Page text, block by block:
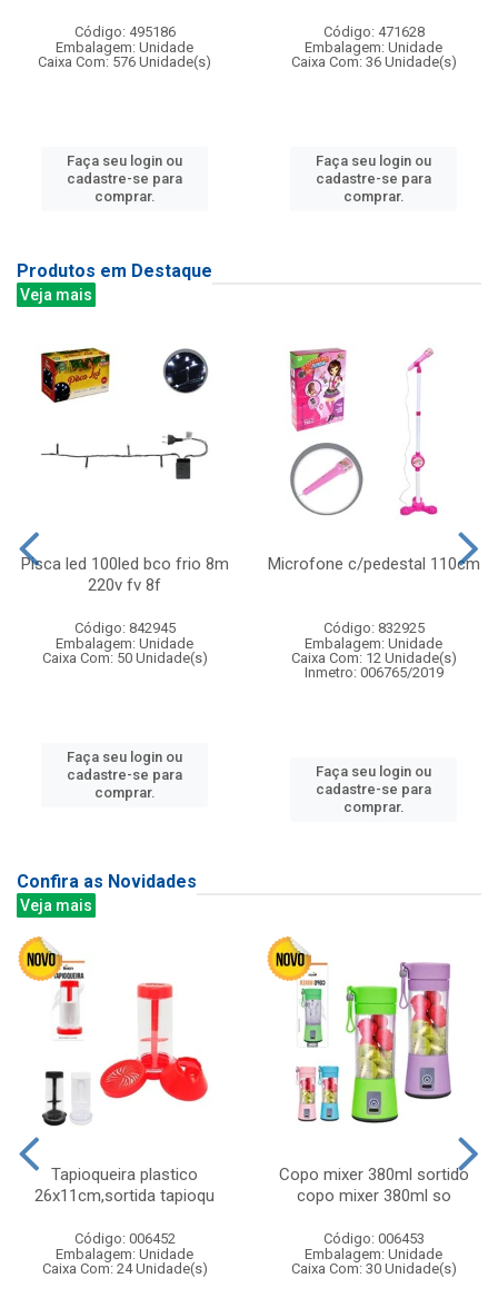
Código: 495186
Embalagem: Unidade
Caixa Com: 576 Unidade(s)
Faça seu login ou
cadastre-se para
comprar.
Código: 471628
Embalagem: Unidade
Caixa Com: 36 Unidade(s)
Faça seu login ou
cadastre-se para
comprar.
Produtos em Destaque
Veja mais
Pisca led 100led bco frio 8m
220v fv 8f
Código: 842945
Embalagem: Unidade
Caixa Com: 50 Unidade(s)
Faça seu login ou
cadastre-se para
comprar.
Microfone c/pedestal 110cm
Código: 832925
Embalagem: Unidade
Caixa Com: 12 Unidade(s)
Inmetro: 006765/2019
Faça seu login ou
cadastre-se para
comprar.
Confira as Novidades
Veja mais
Tapioqueira plastico
26x11cm,sortida tapioqu
Código: 006452
Embalagem: Unidade
Caixa Com: 24 Unidade(s)
Copo mixer 380ml sortido
copo mixer 380ml so
Código: 006453
Embalagem: Unidade
Caixa Com: 30 Unidade(s)